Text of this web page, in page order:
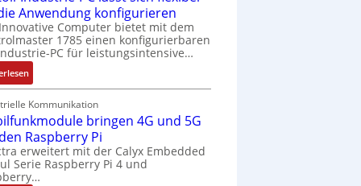
Anwendung konfigurieren
Computer bietet mit dem
1785 einen konfigurierbaren
PC für leistungsintensive…
:
1
9
-
Z
o
l
l
Kommunikation
bringen 4G und 5G
Raspberry Pi
erweitert mit der Calyx Embedded
Serie Raspberry Pi 4 und